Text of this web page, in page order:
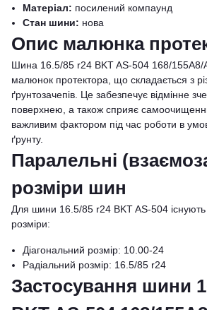
Матеріал: посилений компаунд
Стан шини: нова
Опис малюнка
Шина 16.5/85 r24 BKT AS-504 168/155A8/
малюнок протектора, що складається з
ґрунтозачепів. Це забезпечує відмінне
поверхнею, а також сприяє
важливим фактором під час роботи в
ґрунту.
Паралельні
розміри шин
Для шини 16.5/85 r24 BKT AS-504 існують
розміри:
Діагональний розмір: 10.00-24
Радіальний розмір: 16.5/85 r24
Застосування шини